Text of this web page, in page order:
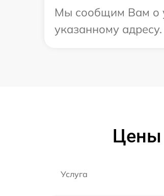
Мы сообщим Вам о
указанному адресу.
Цены
Услуга